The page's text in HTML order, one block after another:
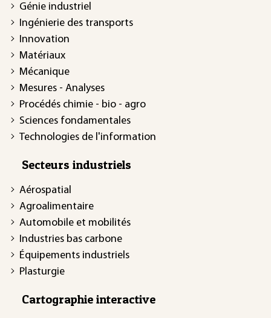
Génie industriel
Ingénierie des transports
Innovation
Matériaux
Mécanique
Mesures - Analyses
Procédés chimie - bio - agro
Sciences fondamentales
Technologies de l'information
Secteurs industriels
Aérospatial
Agroalimentaire
Automobile et mobilités
Industries bas carbone
Équipements industriels
Plasturgie
Cartographie interactive